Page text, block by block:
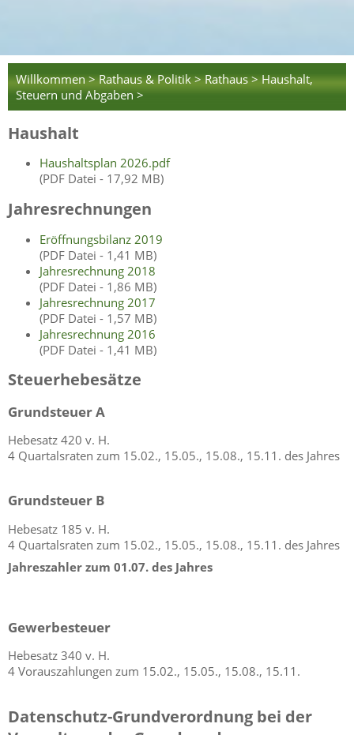
Willkommen > Rathaus & Politik > Rathaus > Haushalt,
Steuern und Abgaben >
Haushalt
Haushaltsplan 2026.pdf
(PDF Datei - 17,92 MB)
Jahresrechnungen
Eröffnungsbilanz 2019
(PDF Datei - 1,41 MB)
Jahresrechnung 2018
(PDF Datei - 1,86 MB)
Jahresrechnung 2017
(PDF Datei - 1,57 MB)
Jahresrechnung 2016
(PDF Datei - 1,41 MB)
Steuerhebesätze
Grundsteuer A
Hebesatz 420 v. H.
4 Quartalsraten zum 15.02., 15.05., 15.08., 15.11. des Jahres
Grundsteuer B
Hebesatz 185 v. H.
4 Quartalsraten zum 15.02., 15.05., 15.08., 15.11. des Jahres
Jahreszahler zum 01.07. des Jahres
Gewerbesteuer
Hebesatz 340 v. H.
4 Vorauszahlungen zum 15.02., 15.05., 15.08., 15.11.
Datenschutz-Grundverordnung bei der